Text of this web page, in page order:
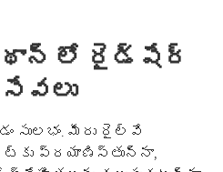
లో రైడ్‌షేర్
సులభం. మీరు రైల్వే
ప్రయాణిస్తున్నా,